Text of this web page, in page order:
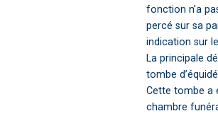
fonction n’a
percé sur sa
indication sur
La principale
tombe
Cette tombe a
chambre